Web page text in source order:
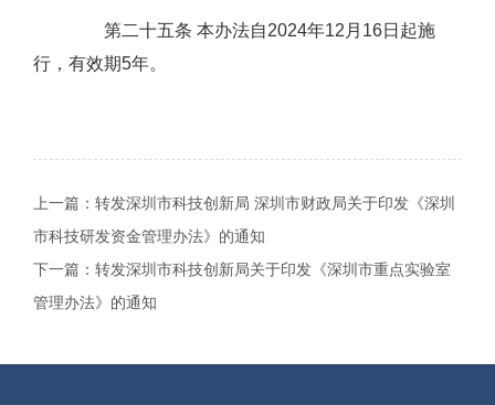
第二十五条 本办法自2024年12月16日起施
行，有效期5年。
上一篇： 转发深圳市科技创新局 深圳市财政局关于印发《深圳
市科技研发资金管理办法》的通知
下一篇： 转发深圳市科技创新局关于印发《深圳市重点实验室
管理办法》的通知